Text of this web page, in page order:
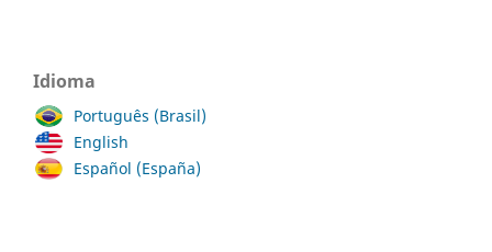
Idioma
Português (Brasil)
English
Español (España)